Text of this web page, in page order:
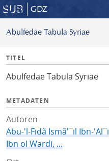
GDZ
Abulfedae Tabula Syriae
I
f
TITEL
Abulfedae Tabula Syriae
METADATEN
Autoren
Abu-'l-Fidã Ismã'¯il Ibn-'Al¯i
Ibn ol Wardi, ...